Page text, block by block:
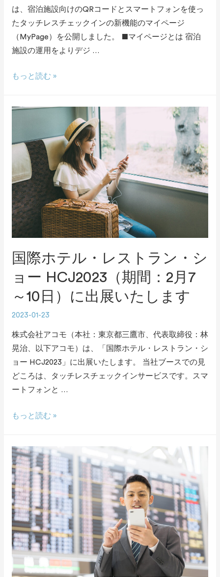
は、宿泊施設向けのQRコードとスマートフォンを使っ
たタッチレスチェックインの新機能のマイページ
（MyPage）を公開しました。 ■マイページとは 宿泊
施設の運用をよりデジ …
もっと読む »
国際ホテル・レストラン・シ
ョー HCJ2023（期間：2月7
～10日）に出展いたします
2023-01-23
株式会社アコモ（本社：東京都三鷹市、代表取締役：林
晃治、以下アコモ）は、「国際ホテル・レストラン・シ
ョー HCJ2023」に出展いたします。 当社ブースでの見
どころは、タッチレスチェックインサービスです。スマ
ートフォンと …
もっと読む »